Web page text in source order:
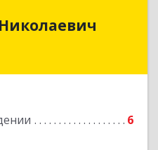
6
Николаевич